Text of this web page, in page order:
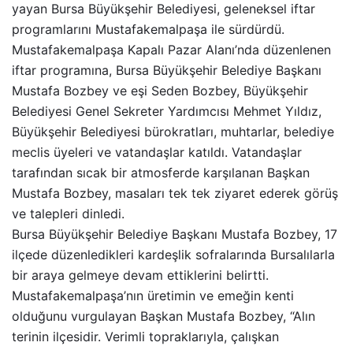
yayan Bursa Büyükşehir Belediyesi, geleneksel iftar
programlarını Mustafakemalpaşa ile sürdürdü.
Mustafakemalpaşa Kapalı Pazar Alanı’nda düzenlenen
iftar programına, Bursa Büyükşehir Belediye Başkanı
Mustafa Bozbey ve eşi Seden Bozbey, Büyükşehir
Belediyesi Genel Sekreter Yardımcısı Mehmet Yıldız,
Büyükşehir Belediyesi bürokratları, muhtarlar, belediye
meclis üyeleri ve vatandaşlar katıldı. Vatandaşlar
tarafından sıcak bir atmosferde karşılanan Başkan
Mustafa Bozbey, masaları tek tek ziyaret ederek görüş
ve talepleri dinledi.
Bursa Büyükşehir Belediye Başkanı Mustafa Bozbey, 17
ilçede düzenledikleri kardeşlik sofralarında Bursalılarla
bir araya gelmeye devam ettiklerini belirtti.
Mustafakemalpaşa’nın üretimin ve emeğin kenti
olduğunu vurgulayan Başkan Mustafa Bozbey, “Alın
terinin ilçesidir. Verimli topraklarıyla, çalışkan